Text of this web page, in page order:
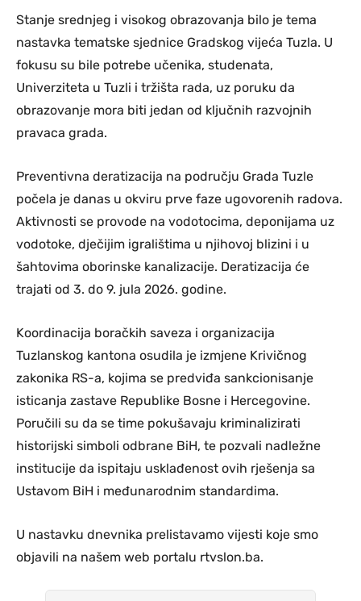
Stanje srednjeg i visokog obrazovanja bilo je tema
nastavka tematske sjednice Gradskog vijeća Tuzla. U
fokusu su bile potrebe učenika, studenata,
Univerziteta u Tuzli i tržišta rada, uz poruku da
obrazovanje mora biti jedan od ključnih razvojnih
pravaca grada.
Preventivna deratizacija na području Grada Tuzle
počela je danas u okviru prve faze ugovorenih radova.
Aktivnosti se provode na vodotocima, deponijama uz
vodotoke, dječijim igralištima u njihovoj blizini i u
šahtovima oborinske kanalizacije. Deratizacija će
trajati od 3. do 9. jula 2026. godine.
Koordinacija boračkih saveza i organizacija
Tuzlanskog kantona osudila je izmjene Krivičnog
zakonika RS-a, kojima se predviđa sankcionisanje
isticanja zastave Republike Bosne i Hercegovine.
Poručili su da se time pokušavaju kriminalizirati
historijski simboli odbrane BiH, te pozvali nadležne
institucije da ispitaju usklađenost ovih rješenja sa
Ustavom BiH i međunarodnim standardima.
U nastavku dnevnika prelistavamo vijesti koje smo
objavili na našem web portalu rtvslon.ba.